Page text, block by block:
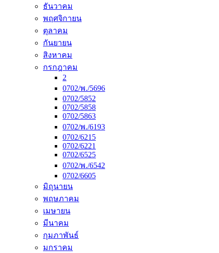
ธันวาคม
พฤศจิกายน
ตุลาคม
กันยายน
สิงหาคม
กรกฎาคม
2
0702/พ./5696
0702/5852
0702/5858
0702/5863
0702/พ./6193
0702/6215
0702/6221
0702/6525
0702/พ./6542
0702/6605
มิถุนายน
พฤษภาคม
เมษายน
มีนาคม
กุมภาพันธ์
มกราคม